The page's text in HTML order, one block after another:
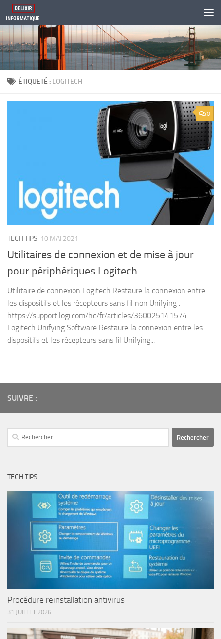
Skip to content
ÉTIQUETÉ : LOGITECH
0
TECH TIPS 10 MAI 2021
Utilitaires de connexion et de mise à jour
pour périphériques Logitech
Utilitaire de connexion Logitech Restaure la connexion entre
les dispositifs et les récepteurs sans fil non Unifying :
https://support.logi.com/hc/fr/articles/360025141574
Logitech Unifying Software Restaure la connexion entre les
dispositifs et les récepteurs sans fil Unifying...
SUIVRE :
Rechercher :
TECH TIPS
Procédure reinstallation antivirus
31 JUILLET 2026